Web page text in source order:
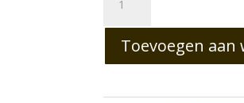
Taupie
aantal
Toevoegen aan